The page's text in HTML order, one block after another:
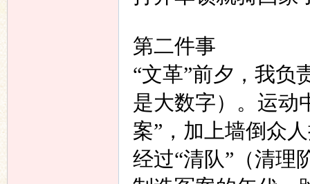
第二件事
“文革”前夕，我负
是大数字）。运动
案” ，加上墙倒众
经过“清队” （清